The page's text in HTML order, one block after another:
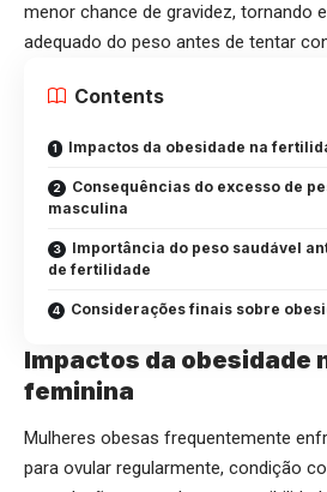
menor chance de gravidez, tornando
adequado do peso antes de tentar
Contents
Impactos da obesidade na
Consequências do excesso de
masculina
Importância do peso saudável
de fertilidade
Considerações finais sobre
Impactos da obesidade
feminina
Mulheres obesas frequentemente
para ovular regularmente, condição